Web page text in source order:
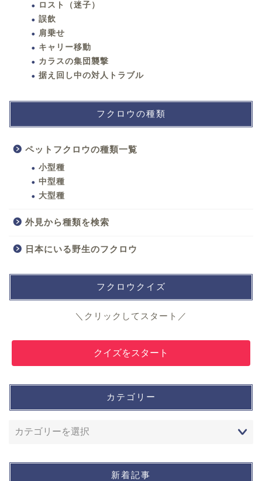
ロスト（迷子）
誤飲
肩乗せ
キャリー移動
カラスの集団襲撃
据え回し中の対人トラブル
フクロウの種類
ペットフクロウの種類一覧
小型種
中型種
大型種
外見から種類を検索
日本にいる野生のフクロウ
フクロウクイズ
＼クリックしてスタート／
クイズをスタート
カテゴリー
新着記事